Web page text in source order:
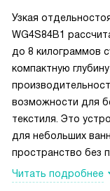
Узкая
WG4S84B1
до 8 килограммов
компактную
возможности для
текстиля. Это
для небольших
пространство без
Читать подробнее